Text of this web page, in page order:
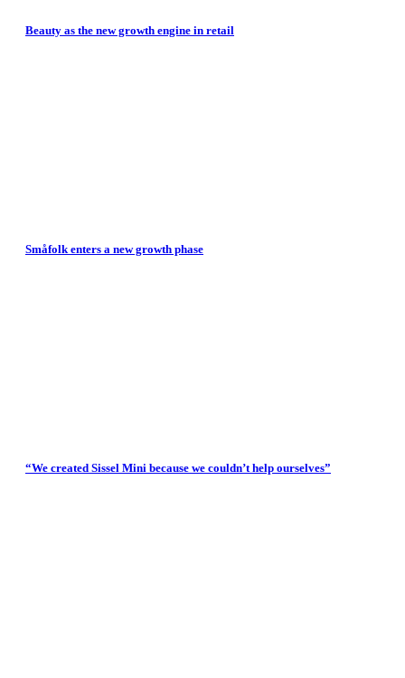
Beauty as the new growth engine in retail
Småfolk enters a new growth phase
“We created Sissel Mini because we couldn’t help ourselves”